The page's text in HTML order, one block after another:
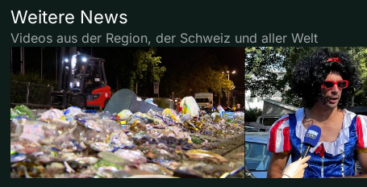
Weitere News
Videos aus der Region, der Schweiz und aller Welt